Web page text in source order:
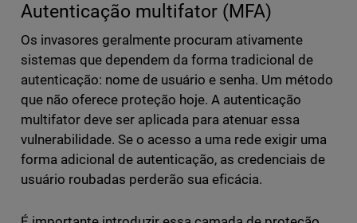
Autenticação multifator (MFA)
Os invasores geralmente procuram ativamente
sistemas que dependem da forma tradicional de
autenticação: nome de usuário e senha. Um método
que não oferece proteção hoje. A autenticação
multifator deve ser aplicada para atenuar essa
vulnerabilidade. Se o acesso a uma rede exigir uma
forma adicional de autenticação, as credenciais de
usuário roubadas perderão sua eficácia.